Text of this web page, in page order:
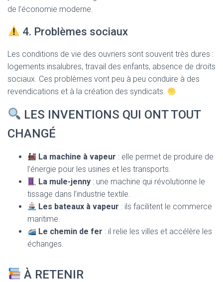
de l’économie moderne.
4. Problèmes sociaux
Les conditions de vie des ouvriers sont souvent très dures :
logements insalubres, travail des enfants, absence de droits
sociaux. Ces problèmes vont peu à peu conduire à des
revendications et à la création des syndicats.
LES INVENTIONS QUI ONT TOUT
CHANGÉ
La machine à vapeur : elle permet de produire de
l’énergie pour les usines et les transports.
La mule-jenny : une machine qui révolutionne le
tissage dans l’industrie textile.
Les bateaux à vapeur : ils facilitent le commerce
maritime.
Le chemin de fer : il relie les villes et accélère les
échanges.
À RETENIR